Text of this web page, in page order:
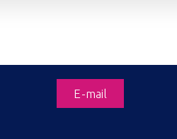
E-mail